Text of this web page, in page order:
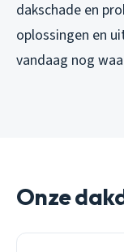
dakschade en
oplossingen en
vandaag nog
Onze